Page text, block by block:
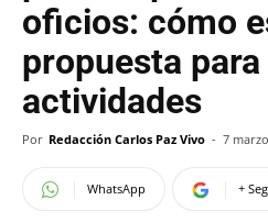
oficios: cómo
propuesta
actividades
Por Redacción Carlos Paz Vivo - 7
WhatsApp +